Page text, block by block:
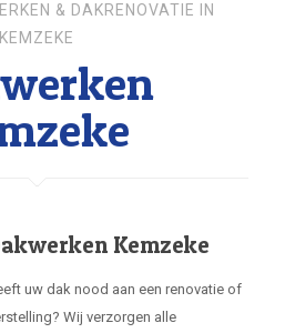
& DAKRENOVATIE IN
KEMZEKE
Kemzeke
uw dak nood aan een renovatie of
Wij verzorgen alle